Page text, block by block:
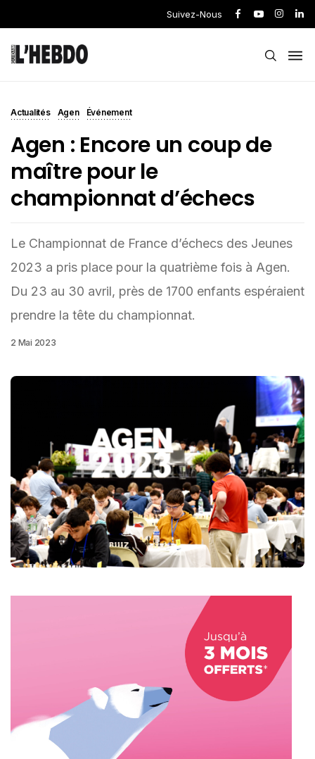
Suivez-Nous
Actualités Agen Événement
Agen : Encore un coup de
maître pour le
championnat d’échecs
Le Championnat de France d’échecs des Jeunes
2023 a pris place pour la quatrième fois à Agen.
Du 23 au 30 avril, près de 1700 enfants espéraient
prendre la tête du championnat.
2 Mai 2023